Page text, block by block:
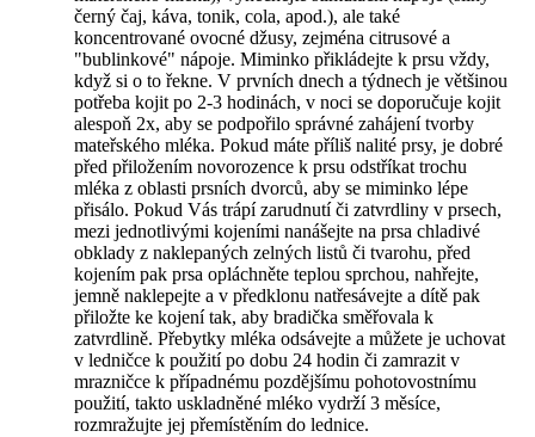
černý čaj, káva, tonik, cola, apod.), ale také
koncentrované ovocné džusy, zejména citrusové a
"bublinkové" nápoje. Miminko přikládejte k prsu vždy,
když si o to řekne. V prvních dnech a týdnech je většinou
potřeba kojit po 2-3 hodinách, v noci se doporučuje kojit
alespoň 2x, aby se podpořilo správné zahájení tvorby
mateřského mléka. Pokud máte příliš nalité prsy, je dobré
před přiložením novorozence k prsu odstříkat trochu
mléka z oblasti prsních dvorců, aby se miminko lépe
přisálo. Pokud Vás trápí zarudnutí či zatvrdliny v prsech,
mezi jednotlivými kojeními nanášejte na prsa chladivé
obklady z naklepaných zelných listů či tvarohu, před
kojením pak prsa opláchněte teplou sprchou, nahřejte,
jemně naklepejte a v předklonu natřesávejte a dítě pak
přiložte ke kojení tak, aby bradička směřovala k
zatvrdlině. Přebytky mléka odsávejte a můžete je uchovat
v ledničce k použití po dobu 24 hodin či zamrazit v
mrazničce k případnému pozdějšímu pohotovostnímu
použití, takto uskladněné mléko vydrží 3 měsíce,
rozmražujte jej přemístěním do lednice.